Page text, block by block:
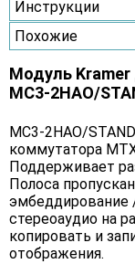
Инструкции
Похожие
Модуль
MC3-2HAO/
MC3-2HAO/
коммутатора
Поддерживает
Полоса
эмбеддирование
стереоаудио на
копировать и
отображения.